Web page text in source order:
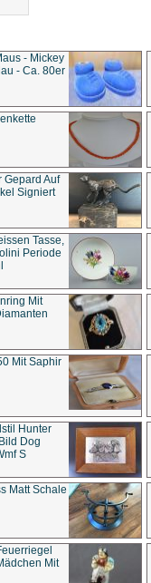
- Mickey
- Ca. 80er
Gepard Auf
Signiert
Tasse,
Periode
Mit
Mit Saphir
Hunter
Dog
S
Matt Schale
Mit